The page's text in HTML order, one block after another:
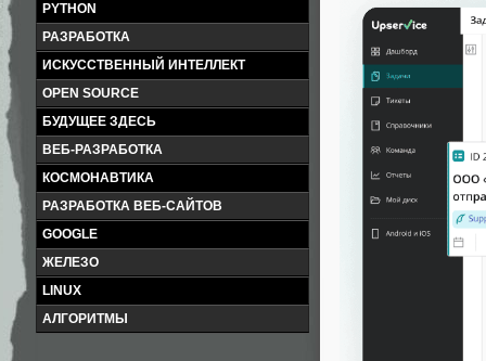
PYTHON
РАЗРАБОТКА
ИСКУССТВЕННЫЙ ИНТЕЛЛЕКТ
OPEN SOURCE
БУДУЩЕЕ ЗДЕСЬ
ВЕБ-РАЗРАБОТКА
КОСМОНАВТИКА
РАЗРАБОТКА ВЕБ-САЙТОВ
GOOGLE
ЖЕЛЕЗО
LINUX
АЛГОРИТМЫ